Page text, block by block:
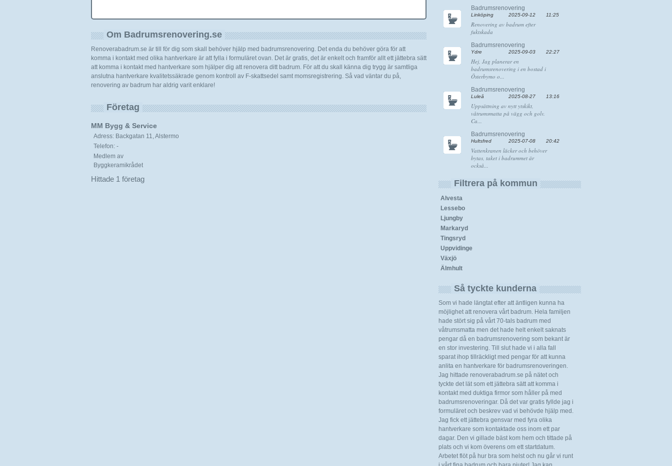
Om Badrumsrenovering.se
Renoverabadrum.se är till för dig som skall behöver hjälp med badrumsrenovering. Det enda du behöver göra för att
komma i kontakt med olika hantverkare är att fylla i formuläret ovan. Det är gratis, det är enkelt och framför allt ett jättebra sätt
att komma i kontakt med hantverkare som hjälper dig att renovera ditt badrum. För att du skall känna dig trygg är samtliga
anslutna hantverkare kvalitetssäkrade genom kontroll av F-skattsedel samt momsregistrering. Så vad väntar du på,
renovering av badrum har aldrig varit enklare!
Företag
MM Bygg & Service
Adress: Backgatan 11, Alstermo
Telefon: -
Medlem av
Byggkeramikrådet
Hittade 1 företag
Badrumsrenovering
Linköping 2025-09-12 11:25
Renovering av badrum efter
fuktskada
Badrumsrenovering
Ydre 2025-09-03 22:27
Hej, Jag planerar en
badrumsrenovering i en bostad i
Österbymo o...
Badrumsrenovering
Luleå 2025-08-27 13:16
Uppsättning av nytt ytskikt,
våtrumsmatta på vägg och golv.
Ca...
Badrumsrenovering
Hultsfred 2025-07-08 20:42
Vattenkranen läcker och behöver
bytas, taket i badrummet är
också...
Filtrera på kommun
Alvesta
Lessebo
Ljungby
Markaryd
Tingsryd
Uppvidinge
Växjö
Älmhult
Så tyckte kunderna
Som vi hade längtat efter att äntligen kunna ha
möjlighet att renovera vårt badrum. Hela familjen
hade stört sig på vårt 70-tals badrum med
våtrumsmatta men det hade helt enkelt saknats
pengar då en badrumsrenovering som bekant är
en stor investering. Till slut hade vi i alla fall
sparat ihop tillräckligt med pengar för att kunna
anlita en hantverkare för badrumsrenoveringen.
Jag hittade renoverabadrum.se på nätet och
tyckte det lät som ett jättebra sätt att komma i
kontakt med duktiga firmor som håller på med
badrumsrenoveringar. Då det var gratis fyllde jag i
formuläret och beskrev vad vi behövde hjälp med.
Jag fick ett jättebra gensvar med fyra olika
hantverkare som kontaktade oss inom ett par
dagar. Den vi gillade bäst kom hem och tittade på
plats och vi kom överens om ett startdatum.
Arbetet flöt på hur bra som helst och nu går vi runt